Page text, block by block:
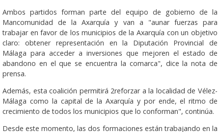
Ambos partidos forman parte del equipo de gobierno de la
Mancomunidad de la Axarquía y van a "aunar fuerzas para
trabajar en favor de los municipios de la Axarquía con un objetivo
claro: obtener representación en la Diputación Provincial de
Málaga para acceder a inversiones que mejoren el estado de
abandono en el que se encuentra la comarca", dice la nota de
prensa.
Además, esta coalición permitirá 2reforzar a la localidad de Vélez-
Málaga como la capital de la Axarquía y por ende, el ritmo de
crecimiento de todos los municipios que lo conforman", continúa.
Desde este momento, las dos formaciones están trabajando en la